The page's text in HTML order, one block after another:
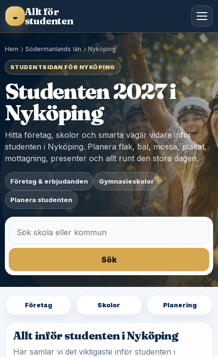
◒ Allt för
studenten
Hem Södermanlands län Nyköping
STUDENTSIDAN FÖR NYKÖPING
Studenten 2027 i
Nyköping
Hitta företag, skolor och smarta vägar vidare inför
studenten i Nyköping. Planera flak, bal, mössa, plakat,
mottagning, presenter och allt runt den stora dagen.
Företag & erbjudanden Gymnasieskolor
Planera studenten
Sök
Företag Skolor Planering
Allt inför studenten i Nyköping
Här samlar vi det viktigaste inför studenten i